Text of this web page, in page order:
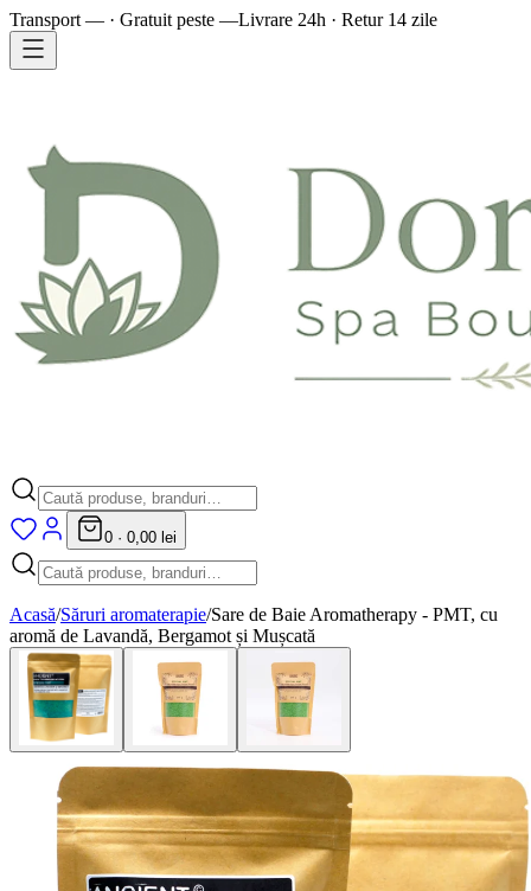
Transport — · Gratuit peste —Livrare 24h · Retur 14 zile
0 · 0,00 lei
Acasă/Săruri aromaterapie/Sare de Baie Aromatherapy - PMT, cu
aromă de Lavandă, Bergamot și Mușcată